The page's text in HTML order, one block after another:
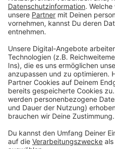
Weitere Infos und
Anzeige
Infos des Kunstpalast zu
Begleitprogramm
Promi Ausstellung im
Eröffnung Bilker Bunker
Ausgehtipps für